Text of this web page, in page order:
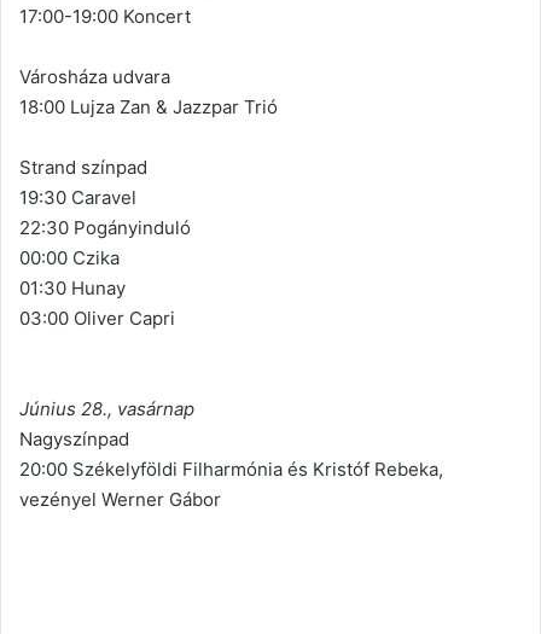
17:00-19:00 Koncert
Városháza udvara
18:00 Lujza Zan & Jazzpar Trió
Strand színpad
19:30 Caravel
22:30 Pogányinduló
00:00 Czika
01:30 Hunay
03:00 Oliver Capri
Június 28., vasárnap
Nagyszínpad
20:00 Székelyföldi Filharmónia és Kristóf Rebeka,
vezényel Werner Gábor